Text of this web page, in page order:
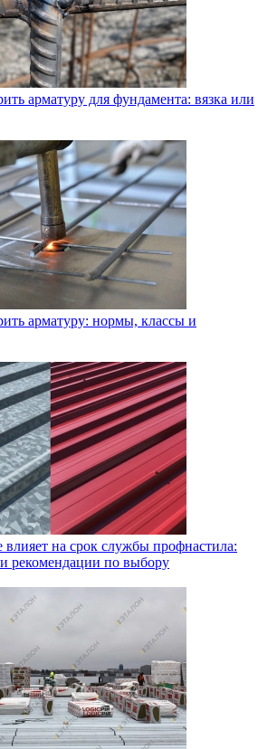
арматуру для фундамента: вязка или
арматуру: нормы, классы и
на срок службы профнастила:
рекомендации по выбору